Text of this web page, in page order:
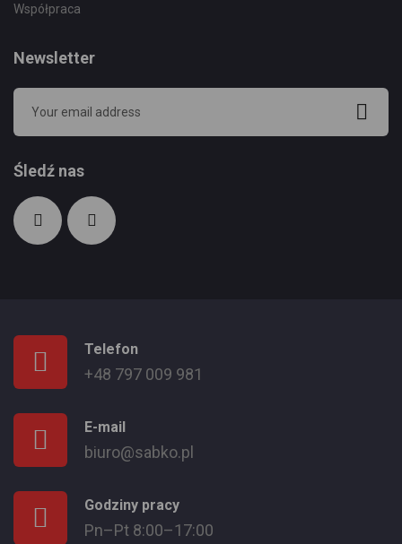
Współpraca
Newsletter
Śledź nas
Telefon
+48 797 009 981
E-mail
biuro@sabko.pl
Godziny pracy
Pn–Pt 8:00–17:00